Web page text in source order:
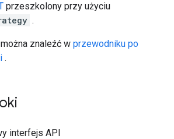
przeszkolony przy użyciu
.
znaleźć w przewodniku po
.
interfejs API